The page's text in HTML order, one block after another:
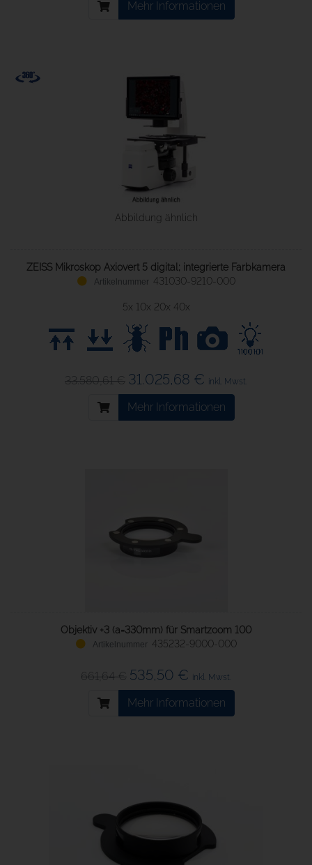
Mehr Informationen
Abbildung ähnlich
ZEISS Mikroskop Axiovert 5 digital; integrierte Farbkamera
431030-9210-000
5x 10x 20x 40x
33.580,61 € 31.025,68 € inkl. Mwst.
Mehr Informationen
Objektiv +3 (a=330mm) für Smartzoom 100
435232-9000-000
661,64 € 535,50 € inkl. Mwst.
Mehr Informationen